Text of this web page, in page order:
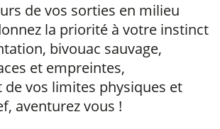
de vos sorties en milieu
la priorité à votre instinct
bivouac sauvage,
et empreintes,
de vos limites physiques et
aventurez vous !